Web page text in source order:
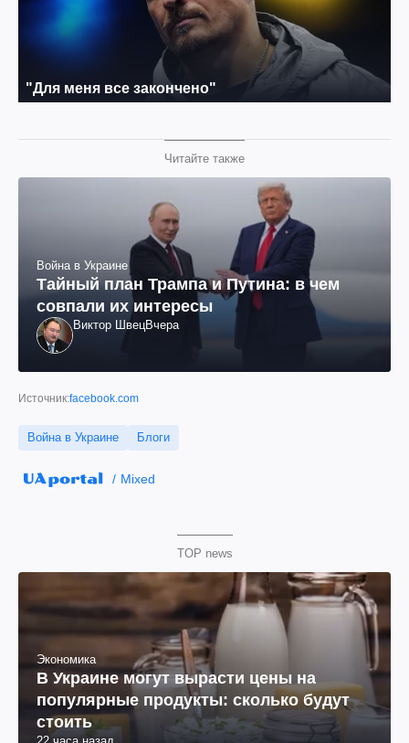
Читайте также
Война в Украине
Тайный план Трампа и Путина: в чем
совпали их интересы
Виктор ШвецВчера
Источник:facebook.com
Война в Украине Блоги
Mixed
TOP news
Экономика
В Украине могут вырасти цены на
популярные продукты: сколько будут
стоить